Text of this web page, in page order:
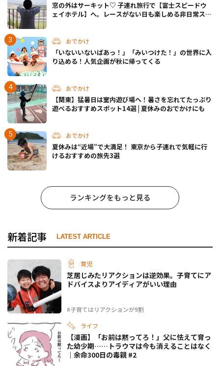
窓の外はサーキット♡ 子連れ旅行で【富士スピードウ
ェイホテル】へ。レースがない日も楽しめる非日常ステ
おでかけ
「いないいないばあっ！」「みいつけた！」の世界に入
り込める！人気企画が秋に帰ってくる
おでかけ
【関東】猛暑日は室内遊び場へ！暑さを忘れてたっぷり
遊べるおすすめスポット14選 | 夏休みのおでかけにも
おでかけ
夏休みは“近場”で大満足！ 東京から子連れで気軽に行
けるおすすめの旅先3選
ランキングをもっと見る
新着記事 LATEST ARTICLE
育児
#子育てはリアクションが9割
芝居じみたリアクションは逆効果。子育てにア
ドバイスよりアイディアがいい理由
ライフ
【漫画】「お前は黙ってろ！」父に怯えて育っ
た幼少期……トラウマは今も消えることはなく
｜余命300日の毒親 #2